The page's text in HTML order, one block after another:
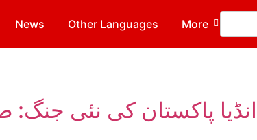
News Other Languages More